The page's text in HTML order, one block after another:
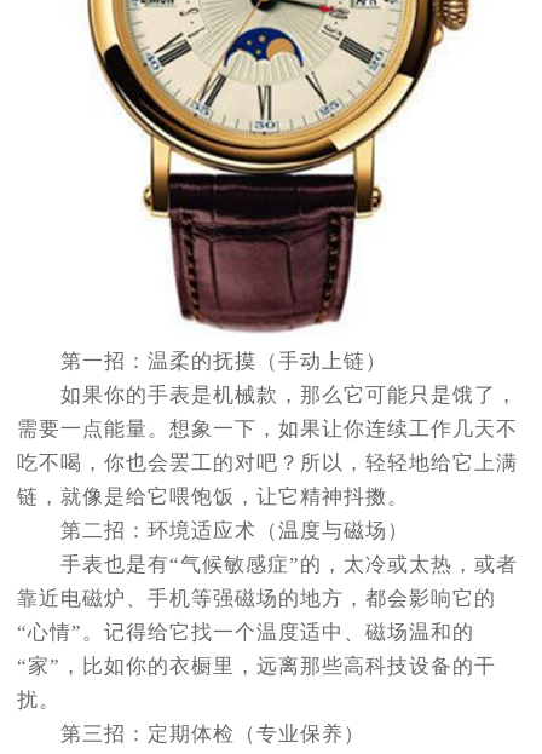
第一招：温柔的抚摸（手动上链）
如果你的手表是机械款，那么它可能只是饿了，
需要一点能量。想象一下，如果让你连续工作几天不
吃不喝，你也会罢工的对吧？所以，轻轻地给它上满
链，就像是给它喂饱饭，让它精神抖擞。
第二招：环境适应术（温度与磁场）
手表也是有“气候敏感症”的，太冷或太热，或者
靠近电磁炉、手机等强磁场的地方，都会影响它的
“心情”。记得给它找一个温度适中、磁场温和的
“家”，比如你的衣橱里，远离那些高科技设备的干
扰。
第三招：定期体检（专业保养）